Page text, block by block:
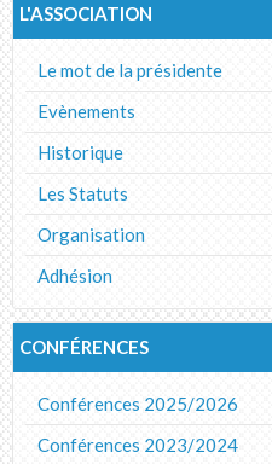
L'ASSOCIATION
Le mot de la présidente
Evènements
Historique
Les Statuts
Organisation
Adhésion
CONFÉRENCES
Conférences 2025/2026
Conférences 2023/2024